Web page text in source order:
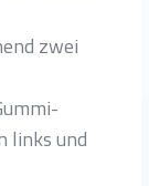
zwei
links und